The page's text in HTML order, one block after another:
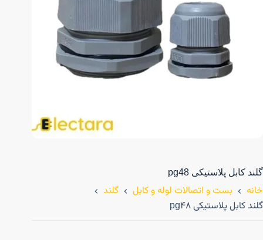
گلند کابل پلاستیکی pg48
خانه بست و اتصالات لوله و کابل
گلند
گلند کابل پلاستیکی pg48